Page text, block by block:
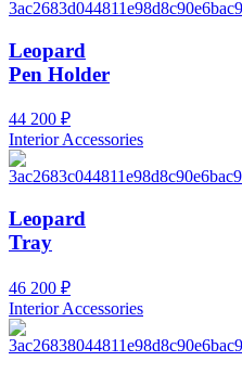
Leopard
Pen Holder
44 200 ₽
Interior Accessories
Leopard
Tray
46 200 ₽
Interior Accessories